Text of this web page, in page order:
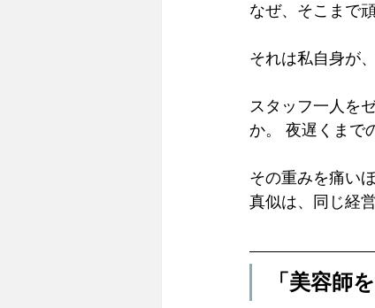
なぜ、そこまで
それは私自身が
スタッフ一人を
か。 夜遅くまで
その重みを痛い
真似は、同じ経
「美容師